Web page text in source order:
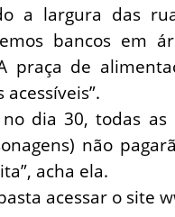
a largura das
bancos em
praça de
dia 30, todas
não
acha ela.
acessar o site